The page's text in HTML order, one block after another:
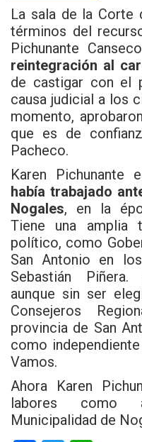
La sala de la Corte
términos del
Pichunante
reintegración al
de castigar con el
causa judicial a los
momento,
que es de
Pacheco.
Karen Pichunante
había trabajado
Nogales, en la
Tiene una amplia
político, como
San Antonio en
Sebastián
aunque sin ser
Consejeros
provincia de San
como
Vamos.
Ahora Karen
labores como
Municipalidad de